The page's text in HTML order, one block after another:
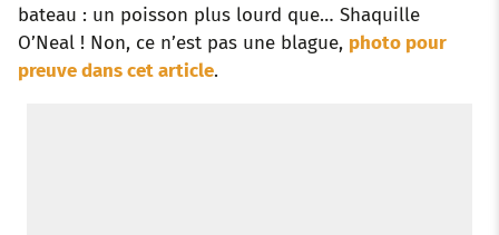
bateau : un poisson plus lourd que… Shaquille
O’Neal ! Non, ce n’est pas une blague, photo pour
preuve dans cet article.